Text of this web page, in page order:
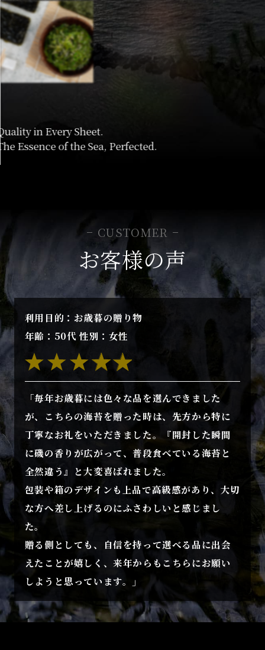
in Every Sheet.
Essence of the Sea, Perfected.
CUSTOMER
お客様の声
利用目的：お歳暮の贈り物
年齢：50代 性別：女性
「毎年お歳暮には色々な品を選んできました
が、こちらの海苔を贈った時は、先方から特に
丁寧なお礼をいただきました。『開封した瞬間
に磯の香りが広がって、普段食べている海苔と
全然違う』と大変喜ばれました。
包装や箱のデザインも上品で高級感があり、大切
な方へ差し上げるのにふさわしいと感じまし
た。
贈る側としても、自信を持って選べる品に出会
えたことが嬉しく、来年からもこちらにお願い
しようと思っています。」